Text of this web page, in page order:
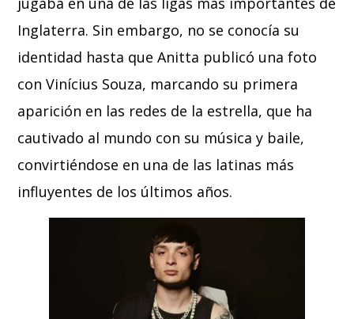
Inglaterra. Sin embargo, no se conocía su
identidad hasta que Anitta publicó una foto
con Vinícius Souza, marcando su primera
aparición en las redes de la estrella, que ha
cautivado al mundo con su música y baile,
convirtiéndose en una de las latinas más
influyentes de los últimos años.